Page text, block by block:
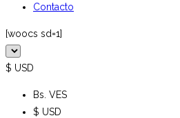
Contacto
[woocs sd=1]
$ USD
Bs. VES
$ USD